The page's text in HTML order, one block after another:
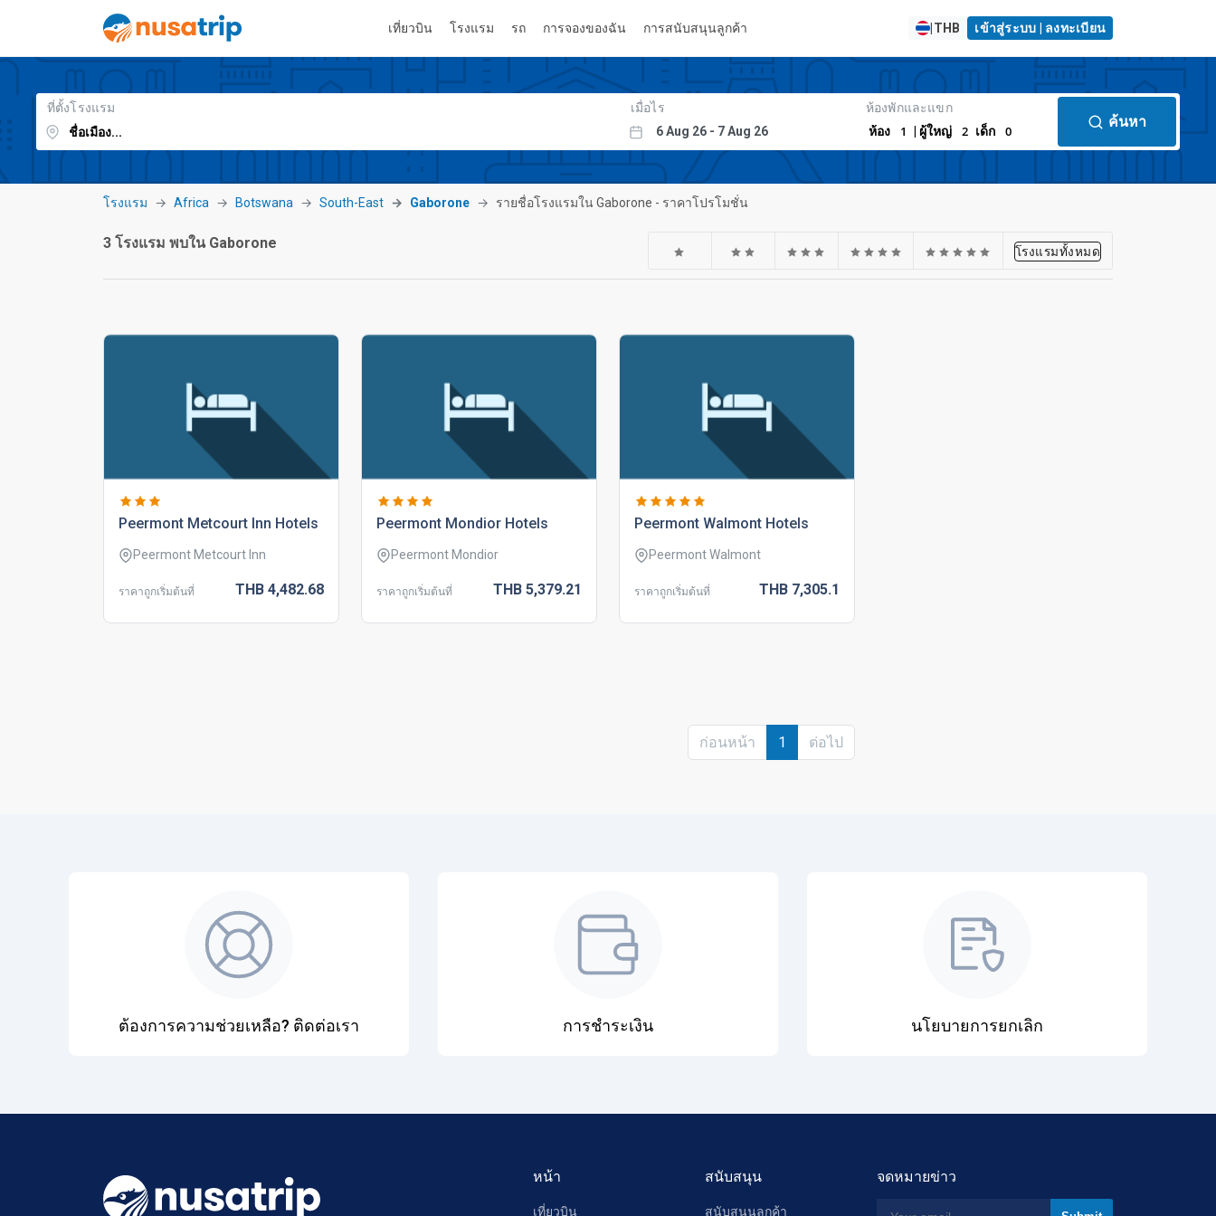
เที่ยวบิน โรงแรม รถ การจองของฉัน การสนับสนุนลูกค้า THB เข้าสู่ระบบ | ลงทะเบียน
ที่ตั้งโรงแรม เมื่อไร
ห้องพักและแขก
ห้อง
1 | ผู้ใหญ่ 2 เด็ก 0
ค้นหา
โรงแรม Africa Botswana South-East Gaborone รายชื่อโรงแรมใน Gaborone - ราคาโปรโมชั่น
3 โรงแรม พบใน Gaborone โรงแรมทั้งหมด
peermont metcourt inn hotels
Peermont Metcourt Inn
ราคาถูกเริ่มต้นที่ THB 4,482.68
peermont mondior hotels
Peermont Mondior
ราคาถูกเริ่มต้นที่ THB 5,379.21
peermont walmont hotels
Peermont Walmont
ราคาถูกเริ่มต้นที่ THB 7,305.1
ก่อนหน้า 1 ต่อไป
ต้องการความช่วยเหลือ? ติดต่อเรา การชำระเงิน นโยบายการยกเลิก
หน้า
เที่ยวบิน
สนับสนุน
สนับสนุนลูกค้า
จดหมายข่าว